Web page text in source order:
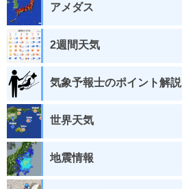
アメダス
2週間天気
気象予報士のポイント解説
世界天気
地震情報